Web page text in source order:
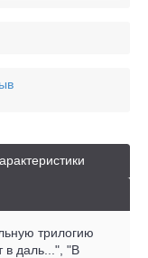
трилогию
в даль...", "В